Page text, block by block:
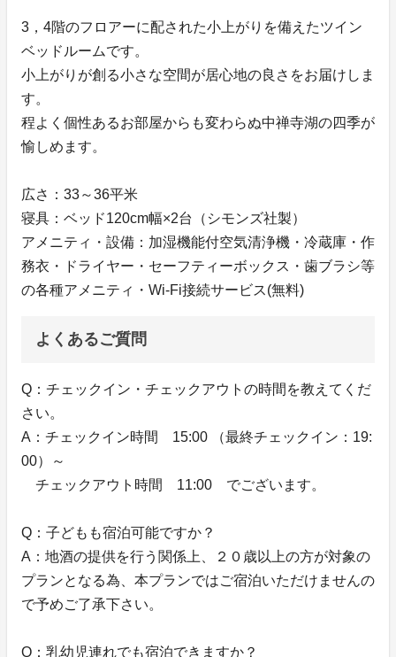
3，4階のフロアーに配された小上がりを備えたツイン
ベッドルームです。
小上がりが創る小さな空間が居心地の良さをお届けしま
す。
程よく個性あるお部屋からも変わらぬ中禅寺湖の四季が
愉しめます。
広さ：33～36平米
寝具：ベッド120cm幅×2台（シモンズ社製）
アメニティ・設備：加湿機能付空気清浄機・冷蔵庫・作
務衣・ドライヤー・セーフティーボックス・歯ブラシ等
の各種アメニティ・Wi-Fi接続サービス(無料)
よくあるご質問
Q：チェックイン・チェックアウトの時間を教えてくだ
さい。
A：チェックイン時間 15:00 （最終チェックイン：19:
00）～
チェックアウト時間 11:00 でございます。
Q：子どもも宿泊可能ですか？
A：地酒の提供を行う関係上、２０歳以上の方が対象の
プランとなる為、本プランではご宿泊いただけませんの
で予めご了承下さい。
Q：乳幼児連れでも宿泊できますか？